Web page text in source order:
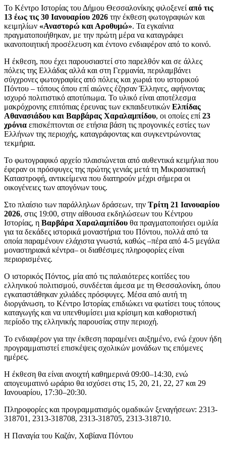
Το Κέντρο Ιστορίας του Δήμου Θεσσαλονίκης φιλοξενεί από τις
13 έως τις 30 Ιανουαρίου 2026 την έκθεση φωτογραφιών και
κειμηλίων «Αναστορώ και Αροθυμώ». Τα εγκαίνια
πραγματοποιήθηκαν, με την πρώτη μέρα να καταγράφει
ικανοποιητική προσέλευση και έντονο ενδιαφέρον από το κοινό.
Η έκθεση, που έχει παρουσιαστεί στο παρελθόν και σε άλλες
πόλεις της Ελλάδας αλλά και στη Γερμανία, περιλαμβάνει
σύγχρονες φωτογραφίες από πόλεις και χωριά του ιστορικού
Πόντου – τόπους όπου επί αιώνες έζησαν Έλληνες, αφήνοντας
ισχυρό πολιτιστικό αποτύπωμα. Το υλικό είναι αποτέλεσμα
μακρόχρονης επιτόπιας έρευνας των εκπαιδευτικών Ελπίδας
Αθανασιάδου και Βαρβάρας Χαραλαμπίδου, οι οποίες επί 23
χρόνια επισκέπτονται σε ετήσια βάση τις προγονικές εστίες των
Ελλήνων της περιοχής, καταγράφοντας και συγκεντρώνοντας
τεκμήρια.
Το φωτογραφικό αρχείο πλαισιώνεται από αυθεντικά κειμήλια που
έφεραν οι πρόσφυγες της πρώτης γενιάς μετά τη Μικρασιατική
Καταστροφή, αντικείμενα που διατηρούν μέχρι σήμερα οι
οικογένειες των απογόνων τους.
Στο πλαίσιο των παράλληλων δράσεων, την Τρίτη 21 Ιανουαρίου
2026, στις 19:00, στην αίθουσα εκδηλώσεων του Κέντρου
Ιστορίας, η Βαρβάρα Χαραλαμπίδου θα πραγματοποιήσει ομιλία
για τα δεκάδες ιστορικά μοναστήρια του Πόντου, πολλά από τα
οποία παραμένουν ελάχιστα γνωστά, καθώς –πέρα από 4-5 μεγάλα
μοναστηριακά κέντρα– οι διαθέσιμες πληροφορίες είναι
περιορισμένες.
Ο ιστορικός Πόντος, μία από τις παλαιότερες κοιτίδες του
ελληνικού πολιτισμού, συνδέεται άμεσα με τη Θεσσαλονίκη, όπου
εγκαταστάθηκαν χιλιάδες πρόσφυγες. Μέσα από αυτή τη
διοργάνωση, το Κέντρο Ιστορίας επιδιώκει να φωτίσει τους τόπους
καταγωγής και να υπενθυμίσει μια κρίσιμη και καθοριστική
περίοδο της ελληνικής παρουσίας στην περιοχή.
Το ενδιαφέρον για την έκθεση παραμένει αυξημένο, ενώ έχουν ήδη
προγραμματιστεί επισκέψεις σχολικών μονάδων τις επόμενες
ημέρες.
Η έκθεση θα είναι ανοιχτή καθημερινά 09:00–14:30, ενώ
απογευματινό ωράριο θα ισχύσει στις 15, 20, 21, 22, 27 και 29
Ιανουαρίου, 17:30–20:30.
Πληροφορίες και προγραμματισμός ομαδικών ξεναγήσεων: 2313-
318701, 2313-318708, 2313-318705, 2313-318710.
Η Παναγία του Καζάν, Χαβίανα Πόντου